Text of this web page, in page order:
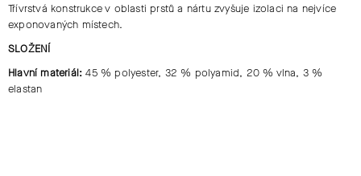
Třívrstvá konstrukce v oblasti prstů a nártu zvyšuje izolaci na nejvíce
exponovaných místech.
SLOŽENÍ
Hlavní materiál: 45 % polyester, 32 % polyamid, 20 % vlna, 3 %
elastan